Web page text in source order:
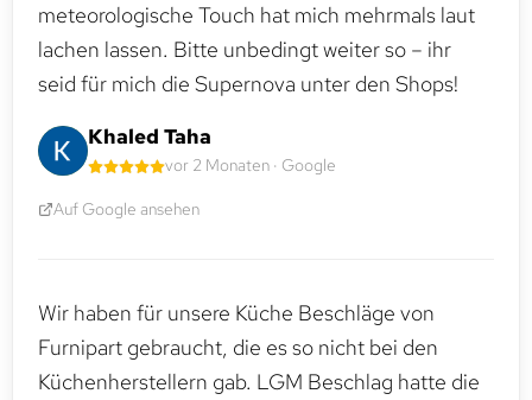
meteorologische Touch hat mich mehrmals laut
lachen lassen. Bitte unbedingt weiter so – ihr
seid für mich die Supernova unter den Shops!
Khaled Taha
vor 2 Monaten · Google
Auf Google ansehen
Wir haben für unsere Küche Beschläge von
Furnipart gebraucht, die es so nicht bei den
Küchenherstellern gab. LGM Beschlag hatte die